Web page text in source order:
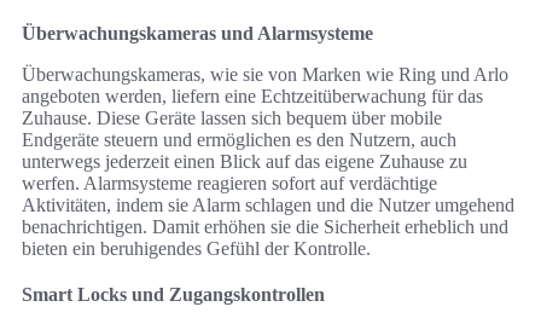
Überwachungskameras und Alarmsysteme
Überwachungskameras, wie sie von Marken wie Ring und Arlo
angeboten werden, liefern eine Echtzeitüberwachung für das
Zuhause. Diese Geräte lassen sich bequem über mobile
Endgeräte steuern und ermöglichen es den Nutzern, auch
unterwegs jederzeit einen Blick auf das eigene Zuhause zu
werfen. Alarmsysteme reagieren sofort auf verdächtige
Aktivitäten, indem sie Alarm schlagen und die Nutzer umgehend
benachrichtigen. Damit erhöhen sie die Sicherheit erheblich und
bieten ein beruhigendes Gefühl der Kontrolle.
Smart Locks und Zugangskontrollen